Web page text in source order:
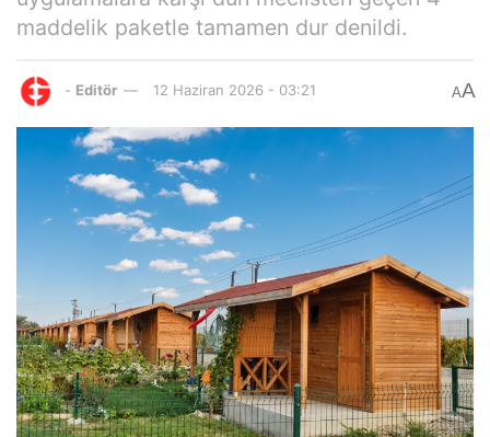
maddelik paketle tamamen dur denildi.
- Editör 12 Haziran 2026 - 03:21 AA